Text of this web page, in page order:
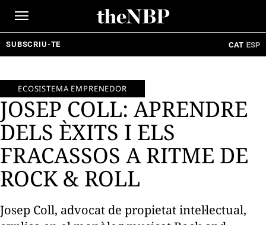
SUBSCRIU-TE CAT ESP
ECOSISTEMA EMPRENEDOR
JOSEP COLL: APRENDRE
DELS ÈXITS I ELS
FRACASSOS A RITME DE
ROCK & ROLL
Josep Coll, advocat de propietat intel·lectual,